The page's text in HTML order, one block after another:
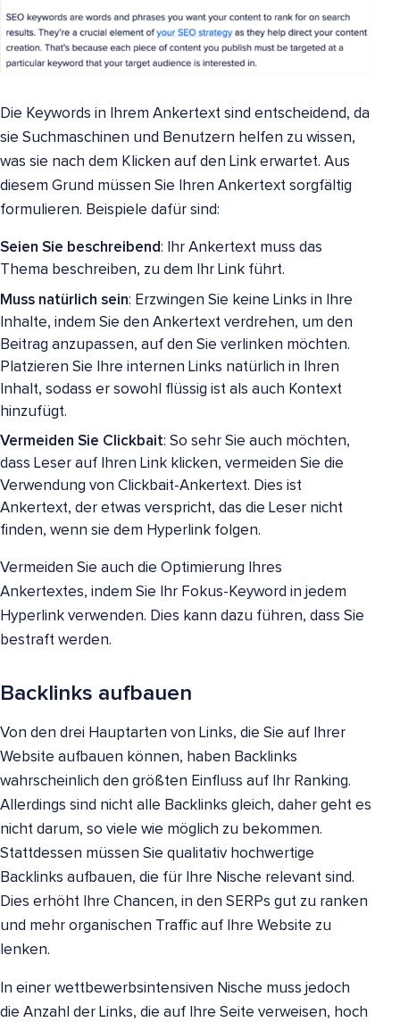
Die Keywords in Ihrem Ankertext sind entscheidend, da
sie Suchmaschinen und Benutzern helfen zu wissen,
was sie nach dem Klicken auf den Link erwartet. Aus
diesem Grund müssen Sie Ihren Ankertext sorgfältig
formulieren. Beispiele dafür sind:
Seien Sie beschreibend: Ihr Ankertext muss das
Thema beschreiben, zu dem Ihr Link führt.
Muss natürlich sein: Erzwingen Sie keine Links in Ihre
Inhalte, indem Sie den Ankertext verdrehen, um den
Beitrag anzupassen, auf den Sie verlinken möchten.
Platzieren Sie Ihre internen Links natürlich in Ihren
Inhalt, sodass er sowohl flüssig ist als auch Kontext
hinzufügt.
Vermeiden Sie Clickbait: So sehr Sie auch möchten,
dass Leser auf Ihren Link klicken, vermeiden Sie die
Verwendung von Clickbait-Ankertext. Dies ist
Ankertext, der etwas verspricht, das die Leser nicht
finden, wenn sie dem Hyperlink folgen.
Vermeiden Sie auch die Optimierung Ihres
Ankertextes, indem Sie Ihr Fokus-Keyword in jedem
Hyperlink verwenden. Dies kann dazu führen, dass Sie
bestraft werden.
Backlinks aufbauen
Von den drei Hauptarten von Links, die Sie auf Ihrer
Website aufbauen können, haben Backlinks
wahrscheinlich den größten Einfluss auf Ihr Ranking.
Allerdings sind nicht alle Backlinks gleich, daher geht es
nicht darum, so viele wie möglich zu bekommen.
Stattdessen müssen Sie qualitativ hochwertige
Backlinks aufbauen, die für Ihre Nische relevant sind.
Dies erhöht Ihre Chancen, in den SERPs gut zu ranken
und mehr organischen Traffic auf Ihre Website zu
lenken.
In einer wettbewerbsintensiven Nische muss jedoch
die Anzahl der Links, die auf Ihre Seite verweisen, hoch